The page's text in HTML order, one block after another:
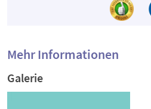
Mehr Informationen
Galerie